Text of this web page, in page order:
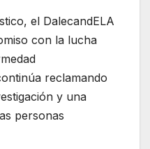
el DalecandELA
con la lucha
reclamando
y una
personas